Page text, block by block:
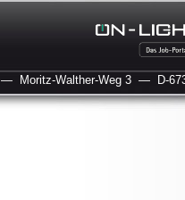
— Moritz-Walther-Weg 3 — D-